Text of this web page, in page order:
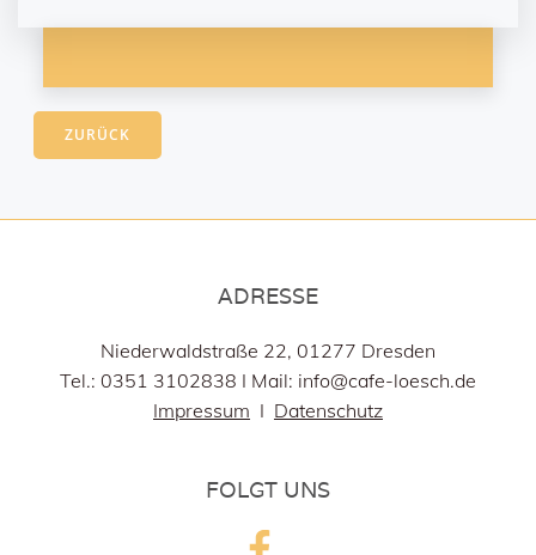
ZURÜCK
ADRESSE
Niederwaldstraße 22, 01277 Dresden
Tel.: 0351 3102838 I Mail: info@cafe-loesch.de
Impressum I Datenschutz
FOLGT UNS